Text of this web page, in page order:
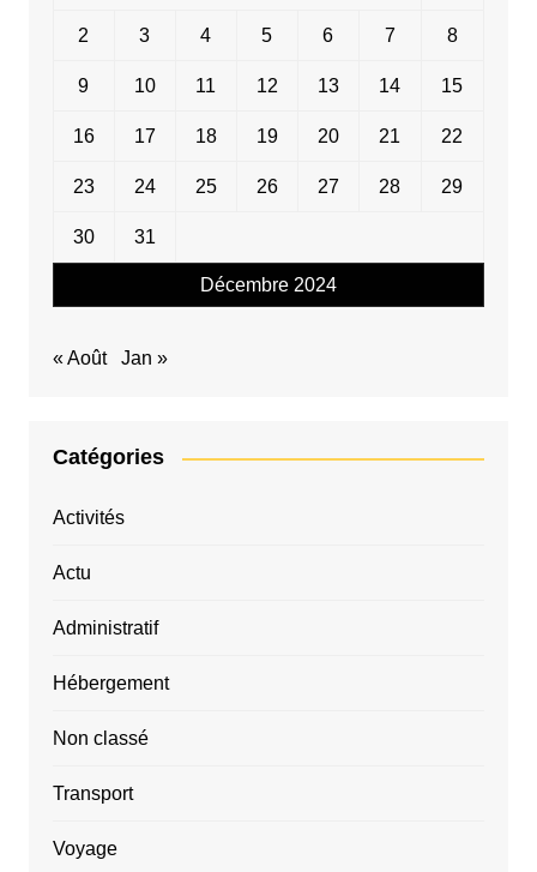
Décembre 2024
2 3 4 5 6 7 8
9 10 11 12 13 14 15
16 17 18 19 20 21 22
23 24 25 26 27 28 29
30 31
« Août Jan »
Catégories
Activités
Actu
Administratif
Hébergement
Non classé
Transport
Voyage